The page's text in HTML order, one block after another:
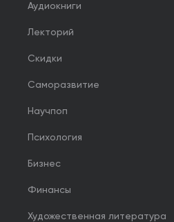
Аудиокниги
Лекторий
Скидки
Саморазвитие
Научпоп
Психология
Бизнес
Финансы
Художественная литература